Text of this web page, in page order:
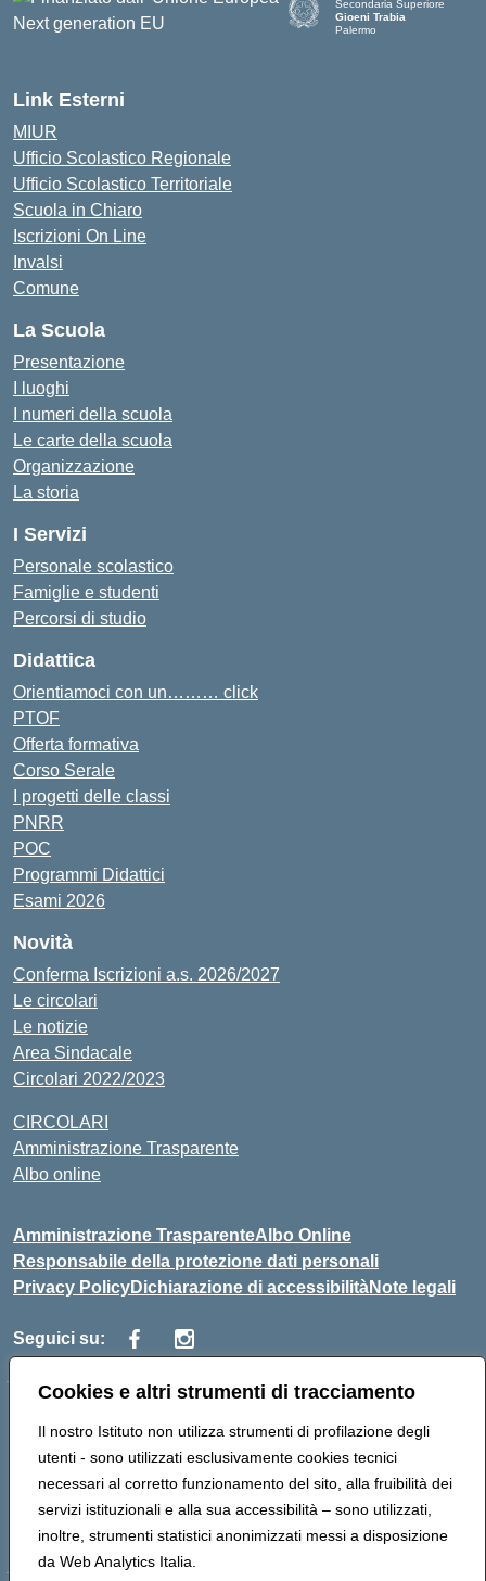
Cookies e altri strumenti di tracciamento
Il nostro Istituto non utilizza strumenti di profilazione degli
utenti - sono utilizzati esclusivamente cookies tecnici
necessari al corretto funzionamento del sito, alla fruibilità dei
servizi istituzionali e alla sua accessibilità – sono utilizzati,
inoltre, strumenti statistici anonimizzati messi a disposizione
da Web Analytics Italia.
Secondaria Superiore
Gioeni Trabia
Palermo
Link Esterni
MIUR
Ufficio Scolastico Regionale
Ufficio Scolastico Territoriale
Scuola in Chiaro
Iscrizioni On Line
Invalsi
Comune
La Scuola
Presentazione
I luoghi
I numeri della scuola
Le carte della scuola
Organizzazione
La storia
I Servizi
Personale scolastico
Famiglie e studenti
Percorsi di studio
Didattica
Orientiamoci con un……… click
PTOF
Offerta formativa
Corso Serale
I progetti delle classi
PNRR
POC
Programmi Didattici
Esami 2026
Novità
Conferma Iscrizioni a.s. 2026/2027
Le circolari
Le notizie
Area Sindacale
Circolari 2022/2023
CIRCOLARI
Amministrazione Trasparente
Albo online
Amministrazione TrasparenteAlbo Online
Responsabile della protezione dati personali
Privacy PolicyDichiarazione di accessibilitàNote legali
Seguici su:
Centralino:+39091585089 Email:pais03600r@istruzione.it
Posta elettronica certificata (PEC):pais03600r@pec.istruzione.it